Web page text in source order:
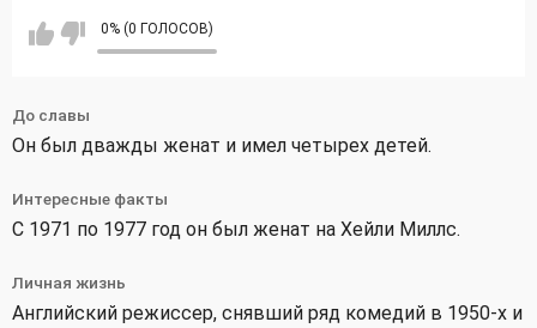
0% (0 ГОЛОСОВ)
До славы
Он был дважды женат и имел четырех детей.
Интересные факты
С 1971 по 1977 год он был женат на Хейли Миллс.
Личная жизнь
Английский режиссер, снявший ряд комедий в 1950-х и